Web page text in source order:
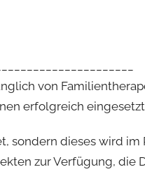
von
erfolgreich
sondern dieses wird im
zur Verfügung, die